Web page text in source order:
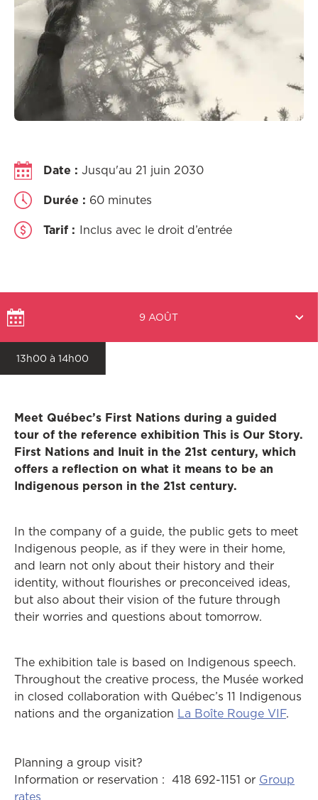
Date : Jusqu'au 21 juin 2030
Durée : 60 minutes
Tarif : Inclus avec le droit d’entrée
9 AOÛT
Choisir
une
date
13h00 à 14h00
Meet Québec’s First Nations during a guided
tour of the reference exhibition This is Our Story.
First Nations and Inuit in the 21st century, which
offers a reflection on what it means to be an
Indigenous person in the 21st century.
In the company of a guide, the public gets to meet
Indigenous people, as if they were in their home,
and learn not only about their history and their
identity, without flourishes or preconceived ideas,
but also about their vision of the future through
their worries and questions about tomorrow.
The exhibition tale is based on Indigenous speech.
Throughout the creative process, the Musée worked
in closed collaboration with Québec’s 11 Indigenous
nations and the organization La Boîte Rouge VIF.
Planning a group visit?
Information or reservation : 418 692-1151 or Group
rates